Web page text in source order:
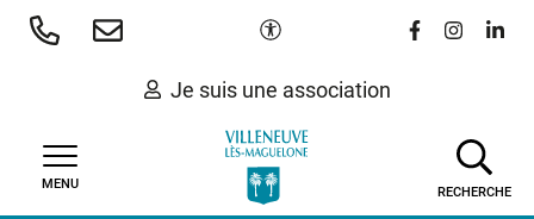
Aller
Paramètres d'accessibilité
Lien vers le
Lien vers
Lien
Je suis une association
MENU
RECHERCHE